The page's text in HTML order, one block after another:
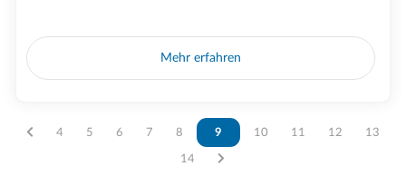
Mehr erfahren
Vous êtes sur la page
4 Vous êtes sur la page
5 Vous êtes sur la page
6 Vous êtes sur la page
7 Vous êtes sur la page
8 Vous êtes sur la page
9 Vous êtes sur la page
10 Vous êtes sur la page
11 Vous êtes sur
12 Vous
13
Vous êtes sur la page
14